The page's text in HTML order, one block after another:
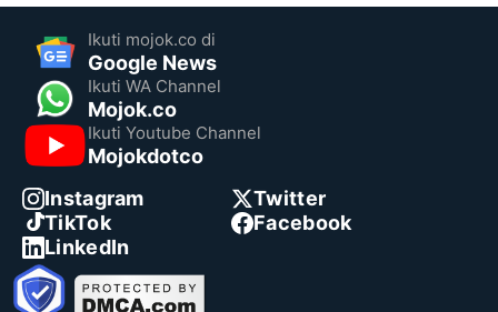
Ikuti mojok.co di
Google News
Ikuti WA Channel
Mojok.co
Ikuti Youtube Channel
Mojokdotco
Instagram
Twitter
TikTok
Facebook
LinkedIn